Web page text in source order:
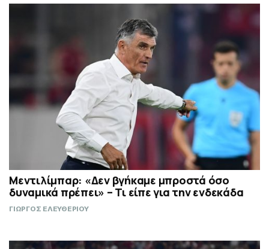
Μεντιλίμπαρ: «Δεν βγήκαμε μπροστά όσο
δυναμικά πρέπει» – Τι είπε για την ενδεκάδα
ΓΙΩΡΓΟΣ ΕΛΕΥΘΕΡΙΟΥ